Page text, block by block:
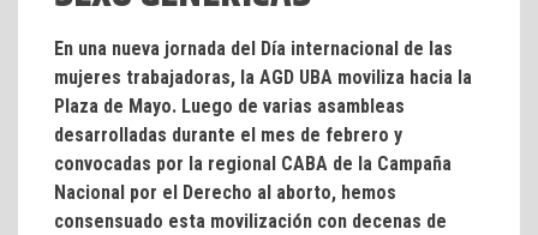
En una nueva jornada del Día internacional de las
mujeres trabajadoras, la AGD UBA moviliza hacia la
Plaza de Mayo. Luego de varias asambleas
desarrolladas durante el mes de febrero y
convocadas por la regional CABA de la Campaña
Nacional por el Derecho al aborto, hemos
consensuado esta movilización con decenas de